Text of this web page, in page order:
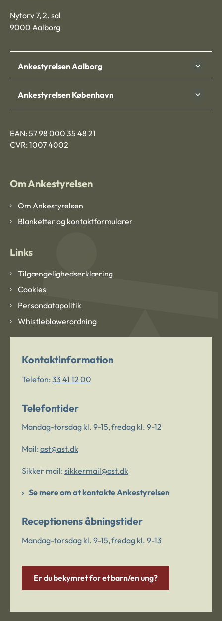
Nytorv 7, 2. sal
9000 Aalborg
Ankestyrelsen Aalborg
Ankestyrelsen København
EAN: 57 98 000 35 48 21
CVR: 1007 4002
Om Ankestyrelsen
Om Ankestyrelsen
Blanketter og kontaktformularer
Links
Tilgængelighedserklæring
Cookies
Persondatapolitik
Whistleblowerordning
Kontaktinformation
Telefon: 33 41 12 00
Telefontider
Mandag-torsdag kl. 9-15, fredag kl. 9-12
Mail: ast@ast.dk
Sikker mail: sikkermail@ast.dk
Se mere om at kontakte Ankestyrelsen
Receptionens åbningstider
Mandag-torsdag kl. 9-15, fredag kl. 9-13
Er du bekymret for et barn/en ung?